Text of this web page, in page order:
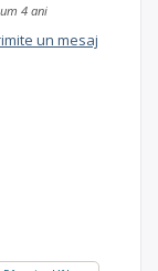
4 ani
un mesaj